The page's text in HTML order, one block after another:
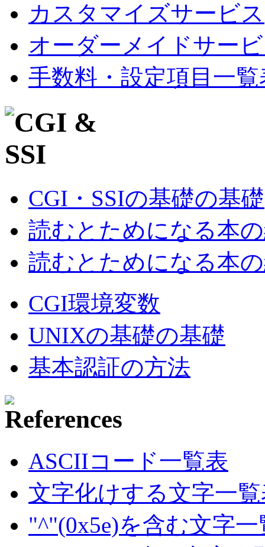
カスタマイズサービス
オーダーメイドサー
手数料・設定項目一覧
CGI・SSIの基礎の基礎
読むとためになる本
読むとためになる本
CGI環境変数
UNIXの基礎の基礎
基本認証の方法
ASCIIコード一覧表
文字化けする文字一
"^"(0x5e)を含む文字一